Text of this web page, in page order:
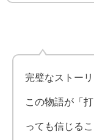
完璧なストー
この物語が「
っても信じる